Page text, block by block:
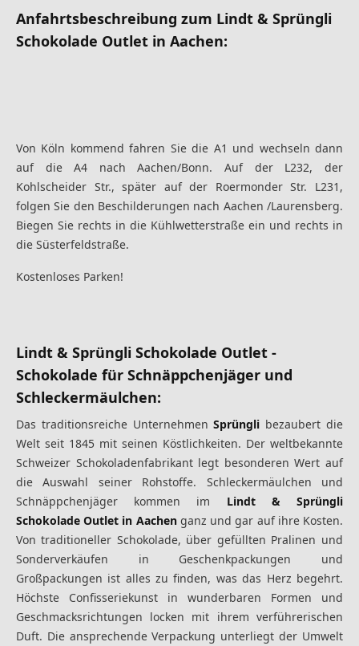
Anfahrtsbeschreibung zum Lindt & Sprüngli
Schokolade Outlet in Aachen:
Von Köln kommend fahren Sie die A1 und wechseln dann
auf die A4 nach Aachen/Bonn. Auf der L232, der
Kohlscheider Str., später auf der Roermonder Str. L231,
folgen Sie den Beschilderungen nach Aachen /Laurensberg.
Biegen Sie rechts in die Kühlwetterstraße ein und rechts in
die Süsterfeldstraße.
Kostenloses Parken!
Lindt & Sprüngli Schokolade Outlet -
Schokolade für Schnäppchenjäger und
Schleckermäulchen:
Das traditionsreiche Unternehmen Sprüngli bezaubert die
Welt seit 1845 mit seinen Köstlichkeiten. Der weltbekannte
Schweizer Schokoladenfabrikant legt besonderen Wert auf
die Auswahl seiner Rohstoffe. Schleckermäulchen und
Schnäppchenjäger kommen im Lindt & Sprüngli
Schokolade Outlet in Aachenganz und gar auf ihre Kosten.
Von traditioneller Schokolade, über gefüllten Pralinen und
Sonderverkäufen in Geschenkpackungen und
Großpackungen ist alles zu finden, was das Herz begehrt.
Höchste Confisseriekunst in wunderbaren Formen und
Geschmacksrichtungen locken mit ihrem verführerischen
Duft. Die ansprechende Verpackung unterliegt der Umwelt